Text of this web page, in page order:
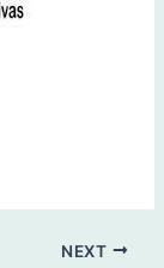
NEXT